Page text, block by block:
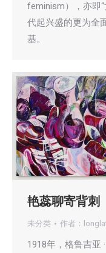
feminism），亦即
代起兴盛的更为全
基。
艳蕊聊寄背刺
未分类 作者：
1918年，格鲁吉亚